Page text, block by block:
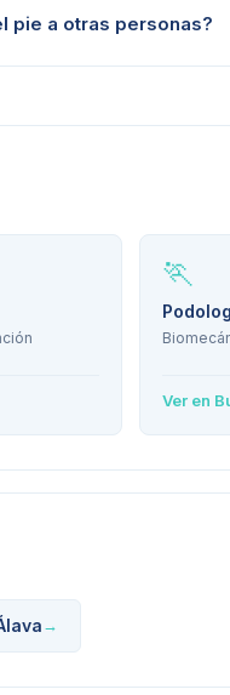
pie a otras personas?
🏃
Ver en
→